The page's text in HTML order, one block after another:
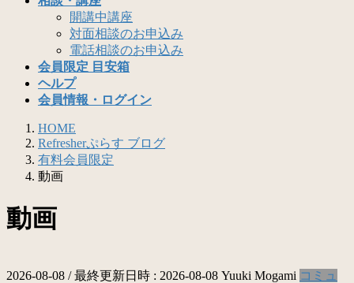
開講中講座
対面相談のお申込み
電話相談のお申込み
会員限定 目安箱
ヘルプ
会員情報・ログイン
HOME
Refresherぷらす ブログ
有料会員限定
動画
動画
2026-08-08 / 最終更新日時 : 2026-08-08 Yuuki Mogami コミュ